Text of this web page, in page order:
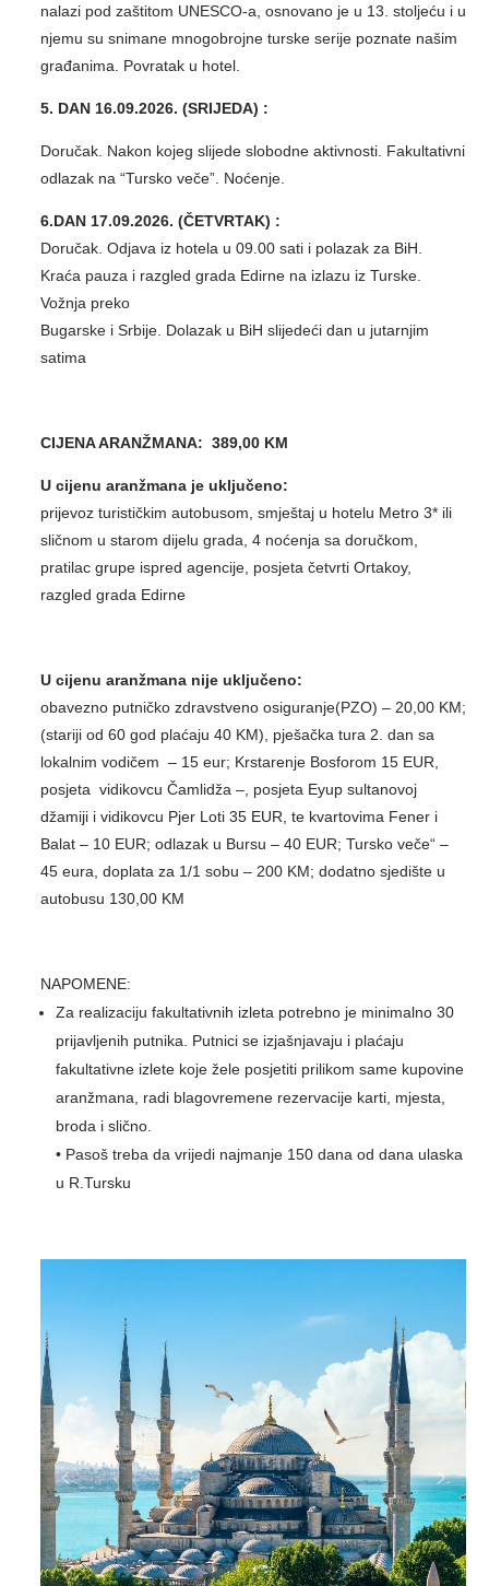
nalazi pod zaštitom UNESCO-a, osnovano je u 13. stoljeću i u
njemu su snimane mnogobrojne turske serije poznate našim
građanima. Povratak u hotel.
5. DAN 16.09.2026. (SRIJEDA) :
Doručak. Nakon kojeg slijede slobodne aktivnosti. Fakultativni
odlazak na “Tursko veče”. Noćenje.
6.DAN 17.09.2026. (ČETVRTAK) :
Doručak. Odjava iz hotela u 09.00 sati i polazak za BiH.
Kraća pauza i razgled grada Edirne na izlazu iz Turske.
Vožnja preko
Bugarske i Srbije. Dolazak u BiH slijedeći dan u jutarnjim
satima
CIJENA ARANŽMANA: 389,00 KM
U cijenu aranžmana je uključeno:
prijevoz turističkim autobusom, smještaj u hotelu Metro 3* ili
sličnom u starom dijelu grada, 4 noćenja sa doručkom,
pratilac grupe ispred agencije, posjeta četvrti Ortakoy,
razgled grada Edirne
U cijenu aranžmana nije uključeno:
obavezno putničko zdravstveno osiguranje(PZO) – 20,00 KM;
(stariji od 60 god plaćaju 40 KM), pješačka tura 2. dan sa
lokalnim vodičem – 15 eur; Krstarenje Bosforom 15 EUR,
posjeta vidikovcu Čamlidža –, posjeta Eyup sultanovoj
džamiji i vidikovcu Pjer Loti 35 EUR, te kvartovima Fener i
Balat – 10 EUR; odlazak u Bursu – 40 EUR; Tursko veče“ –
45 eura, doplata za 1/1 sobu – 200 KM; dodatno sjedište u
autobusu 130,00 KM
NAPOMENE:
Za realizaciju fakultativnih izleta potrebno je minimalno 30
prijavljenih putnika. Putnici se izjašnjavaju i plaćaju
fakultativne izlete koje žele posjetiti prilikom same kupovine
aranžmana, radi blagovremene rezervacije karti, mjesta,
broda i slično.
• Pasoš treba da vrijedi najmanje 150 dana od dana ulaska
u R.Tursku